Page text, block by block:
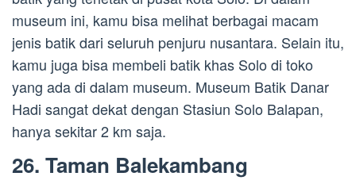
museum ini, kamu bisa melihat berbagai macam
jenis batik dari seluruh penjuru nusantara. Selain itu,
kamu juga bisa membeli batik khas Solo di toko
yang ada di dalam museum. Museum Batik Danar
Hadi sangat dekat dengan Stasiun Solo Balapan,
hanya sekitar 2 km saja.
26. Taman Balekambang